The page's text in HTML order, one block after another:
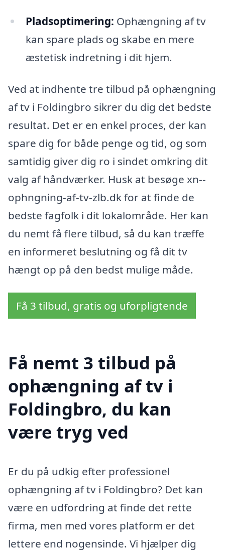
Pladsoptimering: Ophængning af tv
kan spare plads og skabe en mere
æstetisk indretning i dit hjem.
Ved at indhente tre tilbud på ophængning
af tv i Foldingbro sikrer du dig det bedste
resultat. Det er en enkel proces, der kan
spare dig for både penge og tid, og som
samtidig giver dig ro i sindet omkring dit
valg af håndværker. Husk at besøge xn--
ophngning-af-tv-zlb.dk for at finde de
bedste fagfolk i dit lokalområde. Her kan
du nemt få flere tilbud, så du kan træffe
en informeret beslutning og få dit tv
hængt op på den bedst mulige måde.
Få 3 tilbud, gratis og uforpligtende
Få nemt 3 tilbud på
ophængning af tv i
Foldingbro, du kan
være tryg ved
Er du på udkig efter professionel
ophængning af tv i Foldingbro? Det kan
være en udfordring at finde det rette
firma, men med vores platform er det
lettere end nogensinde. Vi hjælper dig